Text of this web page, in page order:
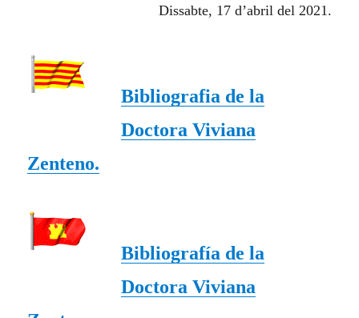
Dissabte, 17 d’abril del 2021.
Bibliografia de la
Doctora Viviana
Zenteno.
Bibliografía de la
Doctora Viviana